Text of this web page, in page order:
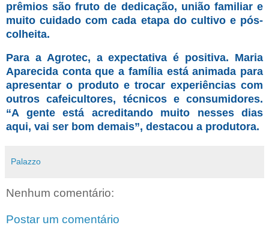
prêmios são fruto de dedicação, união familiar e
muito cuidado com cada etapa do cultivo e pós-
colheita.
Para a Agrotec, a expectativa é positiva. Maria
Aparecida conta que a família está animada para
apresentar o produto e trocar experiências com
outros cafeicultores, técnicos e consumidores.
“A gente está acreditando muito nesses dias
aqui, vai ser bom demais”, destacou a produtora.
Palazzo
Nenhum comentário:
Postar um comentário